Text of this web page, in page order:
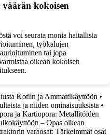
kokoisen
voi seurata monia haitallisia
työkalujen
tai jopa
oikean kokoisen
Kotiin ja Ammattikäyttöön •
ja niiden ominaisuuksista •
ja Kartiopora: Metallitöiden
– Opas oikean
varaosat: Tärkeimmät osat